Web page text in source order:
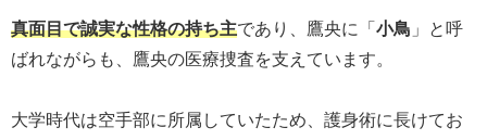
真面目で誠実な性格の持ち主であり、鷹央に「 小鳥 」と呼
ばれながらも、鷹央の医療捜査を支えています。
大学時代は空手部に所属していたため、護身術に長けてお